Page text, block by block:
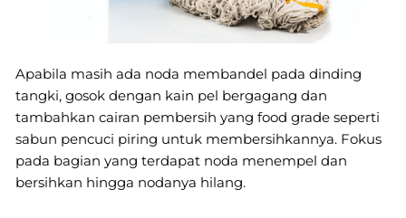
Apabila masih ada noda membandel pada dinding
tangki, gosok dengan kain pel bergagang dan
tambahkan cairan pembersih yang food grade seperti
sabun pencuci piring untuk membersihkannya. Fokus
pada bagian yang terdapat noda menempel dan
bersihkan hingga nodanya hilang.